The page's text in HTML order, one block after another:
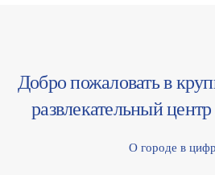
Добро пожаловать в
развлекательный
О городе в